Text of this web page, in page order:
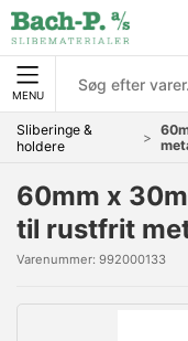
MENU
Sliberinge &
holdere
60mm x
til rustfrit
Varenummer: 992000133